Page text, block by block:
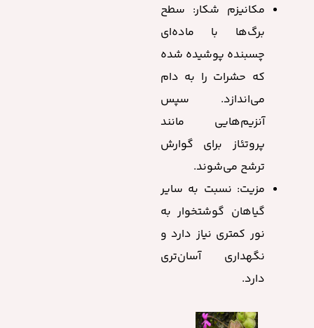
مکانیزم شکار: سطح
برگ‌ها با ماده‌ای
چسبنده پوشیده شده
که حشرات را به دام
می‌اندازد. سپس
آنزیم‌هایی مانند
پروتئاز برای گوارش
ترشح می‌شوند.
مزیت: نسبت به سایر
گیاهان گوشتخوار به
نور کمتری نیاز دارد و
نگهداری آسان‌تری
دارد.